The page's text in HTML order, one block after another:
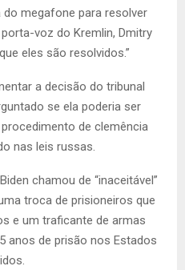
megafone para resolver
voz do Kremlin, Dmitry
eles são resolvidos.”
a decisão do tribunal
se ela poderia ser
de clemência
nas leis russas.
chamou de “inaceitável”
troca de prisioneiros que
e um traficante de armas
anos de prisão nos Estados